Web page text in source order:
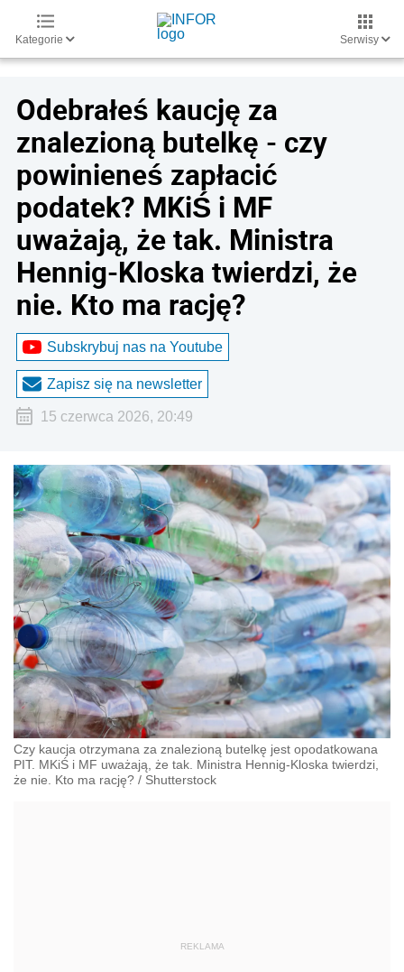
Kategorie Serwisy
Odebrałeś kaucję za
znalezioną butelkę - czy
powinieneś zapłacić
podatek? MKiŚ i MF
uważają, że tak. Ministra
Hennig-Kloska twierdzi, że
nie. Kto ma rację?
Subskrybuj nas na Youtube
Zapisz się na newsletter
15 czerwca 2026, 20:49
Czy kaucja otrzymana za znalezioną butelkę jest opodatkowana
PIT. MKiŚ i MF uważają, że tak. Ministra Hennig-Kloska twierdzi,
że nie. Kto ma rację? / Shutterstock